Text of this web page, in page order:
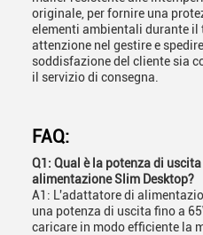
originale, per fornire una
elementi ambientali durante
attenzione nel gestire e
soddisfazione del cliente sia
il servizio di consegna.
FAQ:
Q1: Qual è la potenza di
alimentazione Slim Desktop?
A1: L'adattatore di
una potenza di uscita fino a
caricare in modo efficiente la